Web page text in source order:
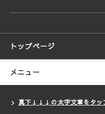
トップページ
メニュー
真下↓↓↓の太字文章をタッ